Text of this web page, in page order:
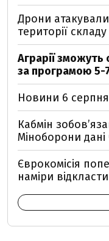
Дрони
території
Аграрії зможуть
за програмою 5-
Новини 6
Кабмін
Міноборони дані
Єврокомісія
наміри